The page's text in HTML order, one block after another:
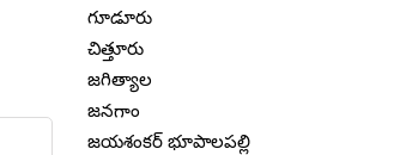
గూడూరు
చిత్తూరు
జగిత్యాల
జనగాం
జయశంకర్ భూపాలపల్లి